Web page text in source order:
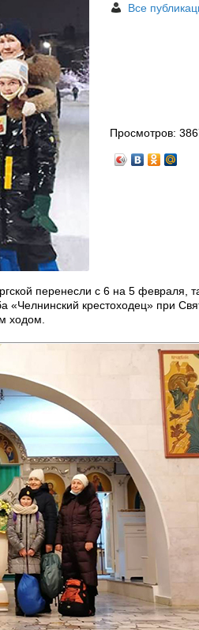
Все
Просмотров:
перенесли с 6 на 5 февраля,
крестоходец» при
ходом.